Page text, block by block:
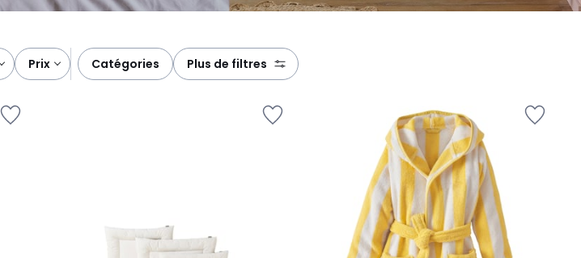
prix catégories plus de filtres